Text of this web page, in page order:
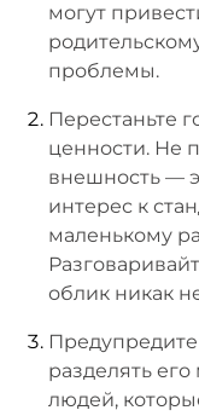
могут
проблемы.
Перестаньте
ценности. Не
внешность —
интерес к
маленькому
облик никак
Предупредите
разделять
людей,